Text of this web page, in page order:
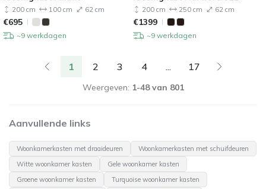
200 cm 100 cm 62 cm
€695
~9 werkdagen
200 cm 250 cm 62 cm
€1399
~9 werkdagen
Weergeven: 1-48 van 801
1 2 3 4 ... 17
Aanvullende links
Woonkamerkasten met draaideuren
Woonkamerkasten met schuifdeuren
Witte woonkamer kasten
Gele woonkamer kasten
Groene woonkamer kasten
Turquoise woonkamer kasten